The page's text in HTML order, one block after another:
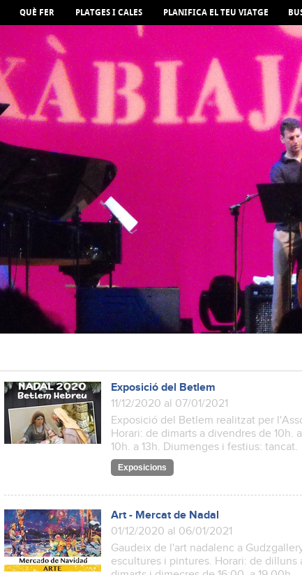
QUÈ FER PLATGES I CALES PLANIFICA EL TEU VIATGE
Exposició del Betlem
11/12/2020 al 07/01/2021
Exposició del Betlem realitzat per
Horari: de dimarts a divendres de 10h.
10h. a 13h. Diumenges i festius: tancat.
Exposicions
Art - Mercat de Nadal
01/12/2020 al 06/01/2021
Gaudeix de l'art nadalenc a
escultures i pintures. Horari: de dilluns